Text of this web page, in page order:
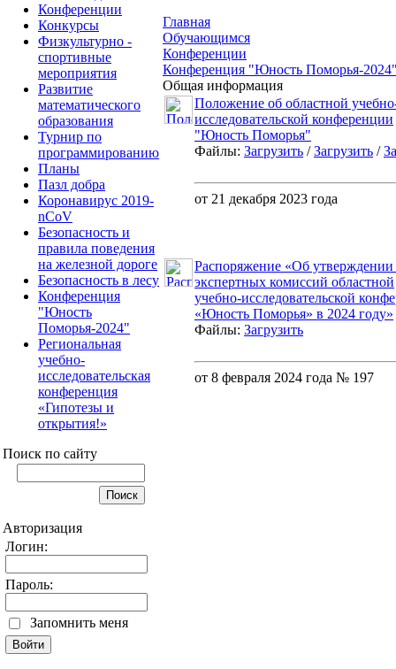
Конференции
Конкурсы
Физкультурно -
спортивные
мероприятия
Развитие
математического
образования
Турнир по
программированию
Планы
Пазл добра
Коронавирус 2019-
nCoV
Безопасность и
правила поведения
на железной дороге
Безопасность в лесу
Конференция
"Юность
Поморья-2024"
Региональная
учебно-
исследовательская
конференция
«Гипотезы и
открытия!»
Поиск по сайту
Авторизация
Логин:
Пароль:
Запомнить меня
Главная
Обучающимся
Конференции
Конференция "Юность Поморья-
Общая информация
Положение об областной
исследовательской конференции
"Юность Поморья"
Файлы: Загрузить /Загрузить /
от 21 декабря 2023 года
Распоряжение «Об утверждении
экспертных комиссий областной
учебно-исследовательской
«Юность Поморья» в 2024 году»
Файлы: Загрузить
от 8 февраля 2024 года № 197